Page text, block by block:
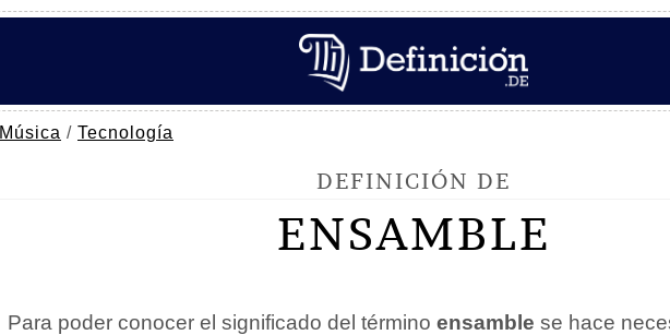
Música / Tecnología
DEFINICIÓN DE
ENSAMBLE
Para poder conocer el significado del término ensamble se hace